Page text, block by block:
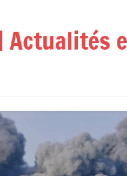
Actualités